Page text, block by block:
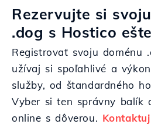
Rezervujte si
.dog s Hostico
Registrovať svoju doménu
užívaj si spoľahlivé a
služby, od štandardného
Vyber si ten správny balík
online s dôverou.